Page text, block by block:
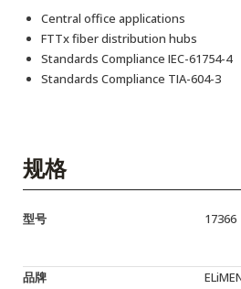
Central office applications
FTTx fiber distribution hubs
Standards Compliance IEC-61754-4
Standards Compliance TIA-604-3
规格
型号 17366
品牌